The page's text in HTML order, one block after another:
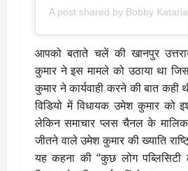
A post shared by Bobby
आपको बताते चलें की खानपुर
कुमार ने इस मामले को उठाया था
कुमार ने कार्यवाही करने की बात कही
विडियो में विधायक उमेश कुमार को
लेकिन समाचार प्लस चैनल के
जीतने वाले उमेश कुमार की ख्याति
यह कहना की “कुछ लोग